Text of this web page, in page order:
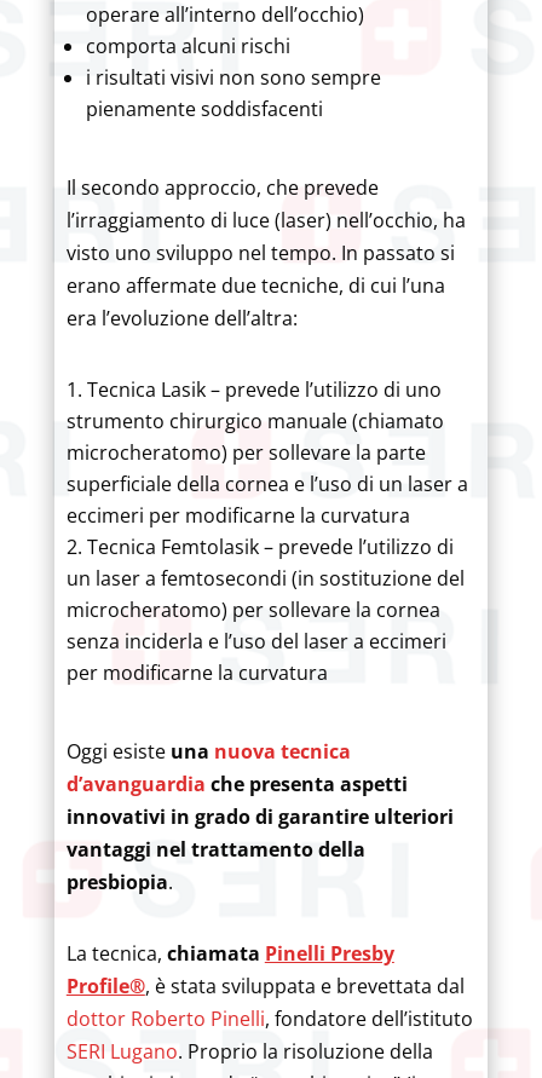
operare all’interno dell’occhio)
comporta alcuni rischi
i risultati visivi non sono sempre
pienamente soddisfacenti
Il secondo approccio, che prevede
l’irraggiamento di luce (laser) nell’occhio, ha
visto uno sviluppo nel tempo. In passato si
erano affermate due tecniche, di cui l’una
era l’evoluzione dell’altra:
Tecnica Lasik – prevede l’utilizzo di uno
strumento chirurgico manuale (chiamato
microcheratomo) per sollevare la parte
superficiale della cornea e l’uso di un laser a
eccimeri per modificarne la curvatura
Tecnica Femtolasik – prevede l’utilizzo di
un laser a femtosecondi (in sostituzione del
microcheratomo) per sollevare la cornea
senza inciderla e l’uso del laser a eccimeri
per modificarne la curvatura
Oggi esiste una nuova tecnica
d’avanguardia che presenta aspetti
innovativi in grado di garantire ulteriori
vantaggi nel trattamento della
presbiopia.
La tecnica, chiamata Pinelli Presby
Profile®, è stata sviluppata e brevettata dal
dottor Roberto Pinelli, fondatore dell’istituto
SERI Lugano. Proprio la risoluzione della